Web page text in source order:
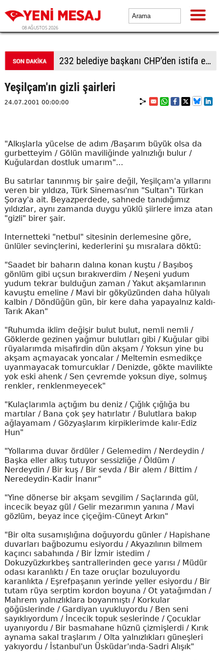
08 AĞUSTOS 2026
232 belediye başkanı CHP’den istifa etti
Yeşilçam'ın gizli şairleri
24.07.2001 00:00:00
"Alkışlarla yücelse de adım /Başarım büyük olsa da
gurbetteyim / Gölün maviliğinde yalnızlığı bulur /
Kuğulardan dostluk umarım"...
Bu satırlar tanınmış bir şaire değil, Yeşilçam'a yıllarını
veren bir yıldıza, Türk Sineması'nın "Sultan"ı Türkan
Şoray'a ait. Beyazperdede, sahnede tanıdığımız
yıldızlar, aynı zamanda duygu yüklü şiirlere imza atan
"gizli" birer şair.
Internetteki "netbul" sitesinin derlemesine göre,
ünlüler sevinçlerini, kederlerini şu mısralara döktü:
"Saadet bir baharın dalına konan kuştu / Başıboş
gönlüm gibi uçsun bırakıverdim / Neşeni yudum
yudum tekrar bulduğun zaman / Yakut akşamlarının
kavuştu emeline / Mavi bir gökyüzünden daha hülyalı
kalbin / Döndüğün gün, bir kere daha yapayalnız kaldı-
Tarık Akan"
"Ruhumda iklim değişir bulut bulut, nemli nemli /
Göklerde gezinen yağmur bulutları gibi / Kuğular gibi
rüyalarımda misafirdin dün akşam / Yoksun yine bu
akşam açmayacak yoncalar / Meltemin esmedikçe
uyanmayacak tomurcuklar / Denizde, gökte mavilikte
yok eski ahenk / Sen çevremde yoksun diye, solmuş
renkler, renklenmeyecek"
"Kulaçlarımla açtığım bu deniz / Çığlık çığlığa bu
martılar / Bana çok şey hatırlatır / Bulutlara bakıp
ağlayamam / Gözyaşlarım kirpiklerimde kalır-Ediz
Hun"
"Yollarıma duvar ördüler / Gelemedim / Nerdeydin /
Başka eller alkış tutuyor sessizliğe / Öldüm /
Nerdeydin / Bir kuş / Bir sevda / Bir alem / Bittim /
Neredeydin-Kadir İnanır"
"Yine dönerse bir akşam sevgilim / Saçlarında gül,
incecik beyaz gül / Gelir mezarımın yanına / Mavi
gözlüm, beyaz ince çiçeğim-Cüneyt Arkın"
"Bir olta susamışlığına doğuyordu günler / Hapishane
duvarları bağbozumu esiyordu / Akyazılının bilmem
kaçıncı sabahında / Bir İzmir istedim /
Dokuzyüzkırkbeş santrallerinden gece yarısı / Müdür
odası karanlıktı / En taze oruçlar bozuluyordu
karanlıkta / Eşrefpaşanın yerinde yeller esiyordu / Bir
tutam rüya serptim kordon boyuna / Ot yatağımdan /
Mahrem yalnızlıklara boyanmıştı / Korkular
göğüslerinde / Gardiyan uyukluyordu / Ben seni
sayıklıyordum / İncecik topuk seslerinde / Çocuklar
uyanıyordu / Bir basmahane hüznü çizmişlerdi / Kırık
aynama sakal traşlarım / Olta yalnızlıkları güneşleri
yakıyordu / İstanbul'un Üsküdar'ında-Sadri Alışık"